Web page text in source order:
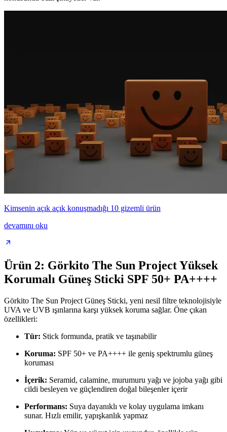
Kimsenin açık açık konuşmadığı 10 gizemli ürün
devamını oku
Ürün 2: Görkito The Sun Project Yüksek
Korumalı Güneş Sticki SPF 50+ PA++++
Görkito The Sun Project Güneş Sticki, yeni nesil filtre teknolojisiyle
UVA ve UVB ışınlarına karşı yüksek koruma sağlar. Öne çıkan
özellikleri:
Tür: Stick formunda, pratik ve taşınabilir
Koruma: SPF 50+ ve PA++++ ile geniş spektrumlu güneş
koruması
İçerik: Seramid, calamine, murumuru yağı ve jojoba yağı gibi
cildi besleyen ve güçlendiren doğal bileşenler içerir
Performans: Suya dayanıklı ve kolay uygulama imkanı
sunar. Hızlı emilir, yapışkanlık yapmaz